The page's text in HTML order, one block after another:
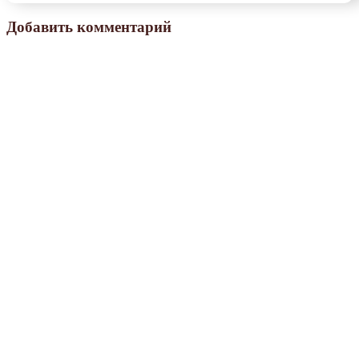
Добавить комментарий